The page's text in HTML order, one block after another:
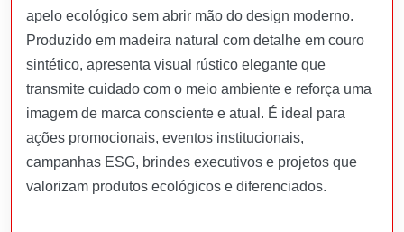
apelo ecológico sem abrir mão do design moderno.
Produzido em madeira natural com detalhe em couro
sintético, apresenta visual rústico elegante que
transmite cuidado com o meio ambiente e reforça uma
imagem de marca consciente e atual. É ideal para
ações promocionais, eventos institucionais,
campanhas ESG, brindes executivos e projetos que
valorizam produtos ecológicos e diferenciados.